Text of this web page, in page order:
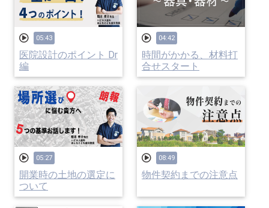
05:43
医院設計のポイント Dr
編
04:42
時間がかかる、材料打
合せスタート
05:27
開業時の土地の選定に
ついて
08:49
物件契約までの注意点